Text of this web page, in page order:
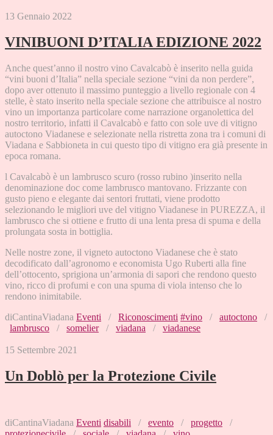
13 Gennaio 2022
VINIBUONI D’ITALIA EDIZIONE 2022
Anche quest’anno il nostro vino Cavalcabò è inserito nella guida
“vini buoni d’Italia” nella speciale sezione “vini da non perdere”,
dopo aver ottenuto il massimo punteggio a livello regionale con 4
stelle, è stato inserito nella speciale sezione che attribuisce al nostro
vino un importanza particolare come narrazione organolettica del
nostro territorio, infatti il Cavalcabò e fatto con sole uve di vitigno
autoctono Viadanese e selezionate nella ristretta zona tra i comuni di
Viadana e Sabbioneta in cui questo tipo di vitigno era già presente in
epoca romana.
l Cavalcabò è un lambrusco scuro (rosso rubino )inserito nella
denominazione doc come lambrusco mantovano. Frizzante con
gusto pieno e elegante dai sentori fruttati, viene prodotto
selezionando le migliori uve del vitigno Viadanese in PUREZZA, il
lambrusco che si ottiene e frutto di una lenta presa di spuma e della
prolungata sosta in bottiglia.
Nelle nostre zone, il vigneto autoctono Viadanese che è stato
decodificato dall’agronomo e economista Ugo Ruberti alla fine
dell’ottocento, sprigiona un’armonia di sapori che rendono questo
vino, ricco di profumi e con una spuma di viola intenso che lo
rendono inimitabile.
diCantinaViadana Eventi / Riconoscimenti #vino / autoctono /
lambrusco / somelier/ viadana / viadanese
15 Settembre 2021
Un Doblò per la Protezione Civile
diCantinaViadana Eventi disabili / evento / progetto /